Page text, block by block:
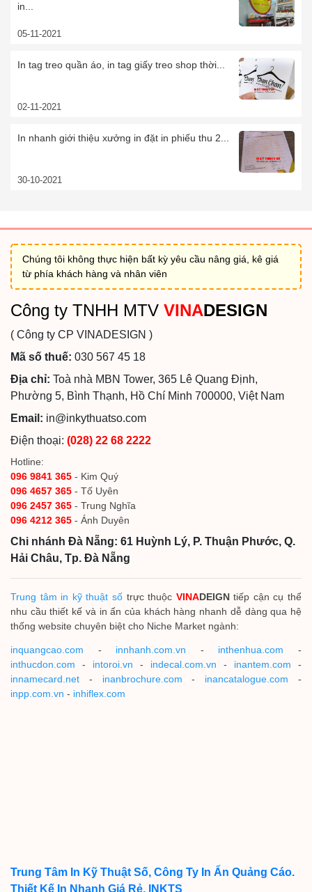
in...
05-11-2021
In tag treo quần áo, in tag giấy treo shop thời...
02-11-2021
In nhanh giới thiệu xưởng in đặt in phiếu thu 2...
30-10-2021
Chúng tôi không thực hiện bất kỳ yêu cầu nâng giá, kê giá
từ phía khách hàng và nhân viên
Công ty TNHH MTV VINADESIGN
( Công ty CP VINADESIGN )
Mã số thuế: 030 567 45 18
Địa chỉ: Toà nhà MBN Tower, 365 Lê Quang Định,
Phường 5, Bình Thạnh, Hồ Chí Minh 700000, Việt Nam
Email: in@inkythuatso.com
Điện thoại: (028) 22 68 2222
Hotline:
096 9841 365 - Kim Quý
096 4657 365 - Tố Uyên
096 2457 365 - Trung Nghĩa
096 4212 365 - Ánh Duyên
Chi nhánh Đà Nẵng: 61 Huỳnh Lý, P. Thuận Phước, Q.
Hải Châu, Tp. Đà Nẵng
Trung tâm in kỹ thuật sốtrực thuộc VINADEIGNtiếp cận cụ thể
nhu cầu thiết kế và in ấn của khách hàng nhanh dễ dàng qua hệ
thống website chuyên biệt cho Niche Market ngành:
inquangcao.com - innhanh.com.vn - inthenhua.com -
inthucdon.com - intoroi.vn - indecal.com.vn - inantem.com -
innamecard.net - inanbrochure.com - inancatalogue.com -
inpp.com.vn - inhiflex.com
Trung Tâm In Kỹ Thuật Số, Công Ty In Ấn Quảng Cáo.
Thiết Kế In Nhanh Giá Rẻ, INKTS